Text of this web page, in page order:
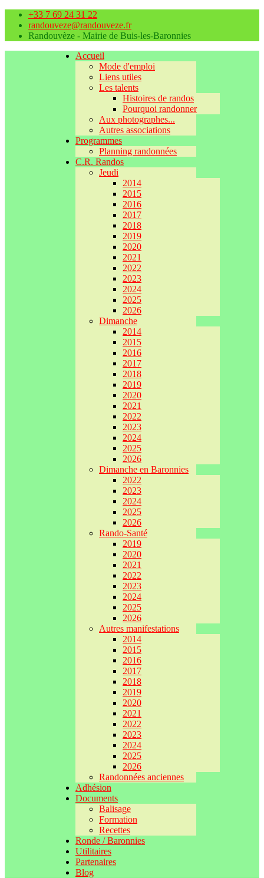
+33 7 69 24 31 22
randouveze@randouveze.fr
Randouvèze - Mairie de Buis-les-Baronnies
Accueil
Mode d'emploi
Liens utiles
Les talents
Histoires de randos
Pourquoi randonner
Aux photographes...
Autres associations
Programmes
Planning randonnées
C.R. Randos
Jeudi
2014
2015
2016
2017
2018
2019
2020
2021
2022
2023
2024
2025
2026
Dimanche
2014
2015
2016
2017
2018
2019
2020
2021
2022
2023
2024
2025
2026
Dimanche en Baronnies
2022
2023
2024
2025
2026
Rando-Santé
2019
2020
2021
2022
2023
2024
2025
2026
Autres manifestations
2014
2015
2016
2017
2018
2019
2020
2021
2022
2023
2024
2025
2026
Randonnées anciennes
Adhésion
Documents
Balisage
Formation
Recettes
Ronde / Baronnies
Utilitaires
Partenaires
Blog